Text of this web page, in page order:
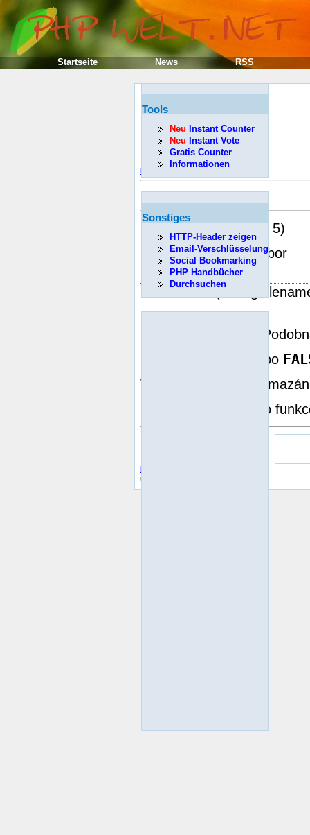
Předcházející
unlink
(PHP 3, PHP 4, PHP 5)
unlink -- Smazat soubor
Popis
boolunlink( string
.
Při chybě vrací 0 nebo
Viz také
pro
Tato
Tools
Neu Instant Counter
Neu Instant Vote
Gratis Counter
Informationen
Sonstiges
HTTP-Header zeigen
Email-Verschlüsselung
Social Bookmarking
PHP Handbücher
Durchsuchen
Startseite News RSS
Předcházející
umask